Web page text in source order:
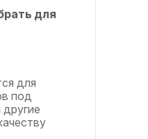
для
для
под